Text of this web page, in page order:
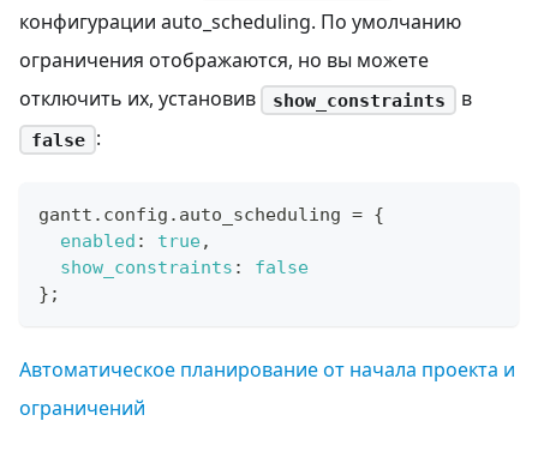
конфигурации auto_scheduling. По умолчанию
ограничения отображаются, но вы можете
отключить их, установив
show_constraints в
false :
gantt . config . auto_scheduling = {
enabled : true,
show_constraints :
false
} ;
Автоматическое планирование от начала проекта и
ограничений